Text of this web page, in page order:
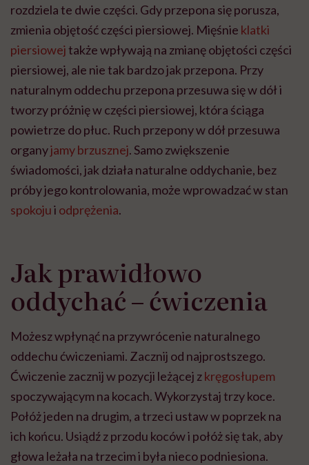
rozdziela te dwie części. Gdy przepona się porusza,
zmienia objętość części piersiowej. Mięśnie klatki
piersiowejtakże wpływają na zmianę objętości części
piersiowej, ale nie tak bardzo jak przepona. Przy
naturalnym oddechu przepona przesuwa się w dół i
tworzy próżnię w części piersiowej, która ściąga
powietrze do płuc. Ruch przepony w dół przesuwa
organyjamy brzusznej. Samo zwiększenie
świadomości, jak działa naturalne oddychanie, bez
próby jego kontrolowania, może wprowadzać w stan
spokojui odprężenia.
Jak prawidłowo
oddychać – ćwiczenia
Możesz wpłynąć na przywrócenie naturalnego
oddechu ćwiczeniami. Zacznij od najprostszego.
Ćwiczenie zacznij w pozycji leżącej zkręgosłupem
spoczywającym na kocach. Wykorzystaj trzy koce.
Połóż jeden na drugim, a trzeci ustaw w poprzek na
ich końcu. Usiądź z przodu koców i połóż się tak, aby
głowa leżała na trzecim i była nieco podniesiona.